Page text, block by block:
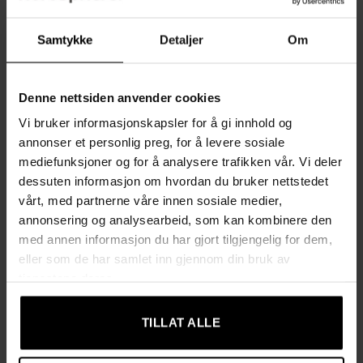
Samtykke Detaljer Om
Denne nettsiden anvender cookies
Vi bruker informasjonskapsler for å gi innhold og
annonser et personlig preg, for å levere sosiale
mediefunksjoner og for å analysere trafikken vår. Vi deler
dessuten informasjon om hvordan du bruker nettstedet
vårt, med partnerne våre innen sosiale medier,
annonsering og analysearbeid, som kan kombinere den
med annen informasjon du har gjort tilgjengelig for dem,
eller som de har samlet inn gjennom din bruk av
TILLAT ALLE
eller utendørs arbeid.
✔ Komplett 40-delt XXL-sett – alt du trenger for å begynne å
✔ Profesjonell allsidighet – skjær, form, skjær ut, jevn ut og
dekorer med høy presisjon
✔ Perfekt for alle nivåer – utviklet for både nybegynnere og
profesjonelle
✔ Detaljerte og avanserte verktøy – gjør det enkelt å lage
teksturer, konturer og fin bearbeiding
gir enkel transport